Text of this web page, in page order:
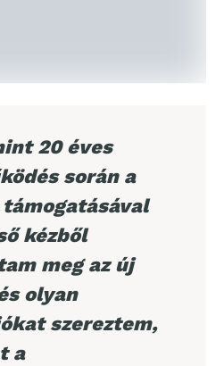
20 éves
során a
kézből
meg az új
olyan
szereztem,
a